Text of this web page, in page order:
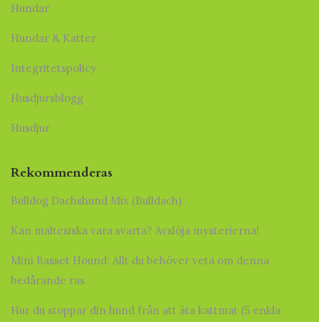
Hundar
Hundar & Katter
Integritetspolicy
Husdjursblogg
Husdjur
Rekommenderas
Bulldog Dachshund Mix (Bulldach)
Kan maltesiska vara svarta? Avslöja mysterierna!
Mini Basset Hound: Allt du behöver veta om denna
bedårande ras
Hur du stoppar din hund från att äta kattmat (5 enkla